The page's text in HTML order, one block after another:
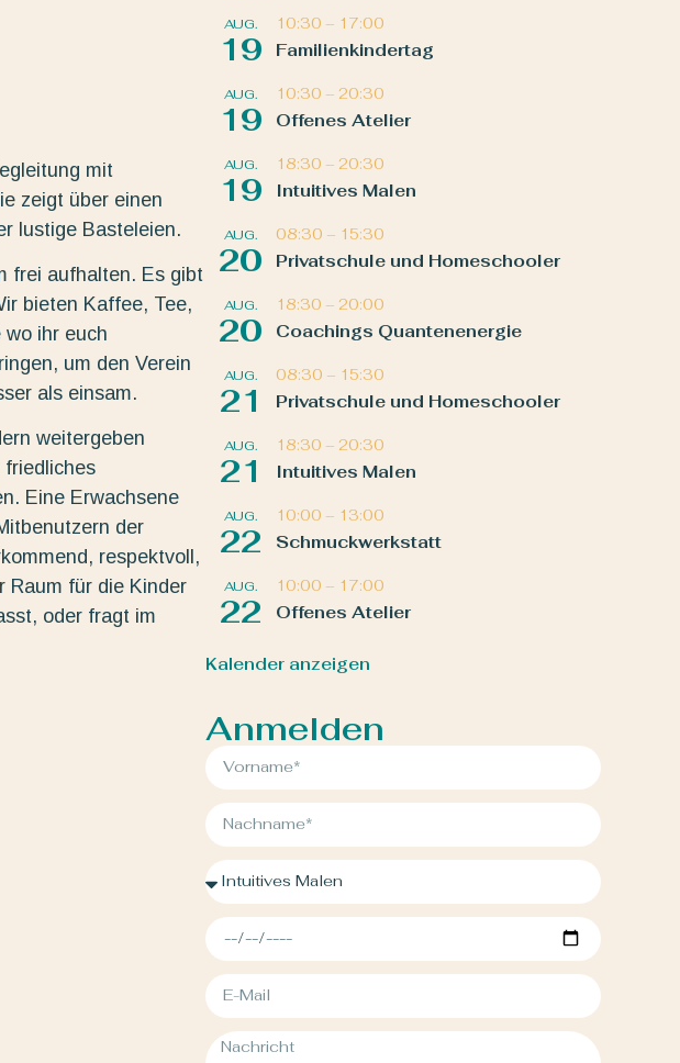
mit
zeigt über einen
lustige Basteleien.
frei aufhalten. Es gibt
bieten Kaffee, Tee,
ihr euch
um den Verein
als einsam.
weitergeben
friedliches
Eine Erwachsene
der
respektvoll,
Raum für die Kinder
oder fragt im
AUG.
19
10:30 – 17:00
Familienkindertag
AUG.
19
10:30 – 20:30
Offenes Atelier
AUG.
19
18:30 – 20:30
Intuitives Malen
AUG.
20
08:30 – 15:30
Privatschule und Homeschooler
AUG.
20
18:30 – 20:00
Coachings Quantenenergie
AUG.
21
08:30 – 15:30
Privatschule und Homeschooler
AUG.
21
18:30 – 20:30
Intuitives Malen
AUG.
22
10:00 – 13:00
Schmuckwerkstatt
AUG.
22
10:00 – 17:00
Offenes Atelier
Kalender anzeigen
Anmelden